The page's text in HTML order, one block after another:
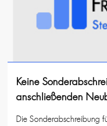
Keine
anschließenden
Die Sonderabschreibung